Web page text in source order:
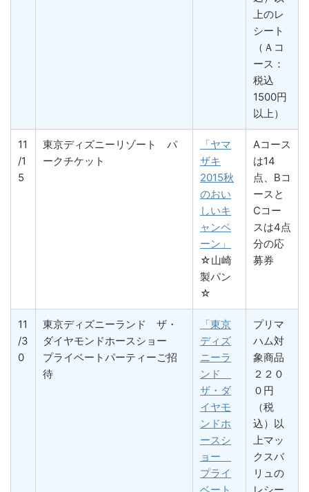
上のレ
シート
（Ａコ
ース：
税込
1500円
以上）
11
/1
5
東京ディズニーリゾート パ
ークチケット
「ヤマ
ザキ
2015秋
のおい
しいキ
ャンペ
ーン」
☆山崎
製パン
☆
Aコース
は14
点、Bコ
ースと
Cコー
スは4点
分の応
募券
11
/3
0
東京ディズニーランド ザ・
ダイヤモンドホースショー
プライベートパーティーご招
待
「東京
ディズ
ニーラ
ンド
ザ・ダ
イヤモ
ンドホ
ースシ
ョー
プライ
プリマ
ハム対
象商品
２２０
０円
（税
込）以
上マッ
クスバ
リュの